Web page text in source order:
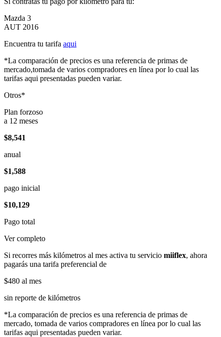
Mazda 3
AUT 2016
Encuentra tu tarifa aqui
*La comparación de precios es una referencia de primas de
mercado,tomada de varios compradores en línea por lo cual las
tarifas aqui presentadas pueden variar.
Otros*
Plan forzoso
a 12 meses
$8,541
anual
$1,588
pago inicial
$10,129
Pago total
Ver completo
Si recorres más kilómetros al mes activa tu servicio miiflex, ahora
pagarás una tarifa preferencial de
$480 al mes
sin reporte de kilómetros
*La comparación de precios es una referencia de primas de
mercado, tomada de varios compradores en línea por lo cual las
tarifas aqui presentadas pueden variar.